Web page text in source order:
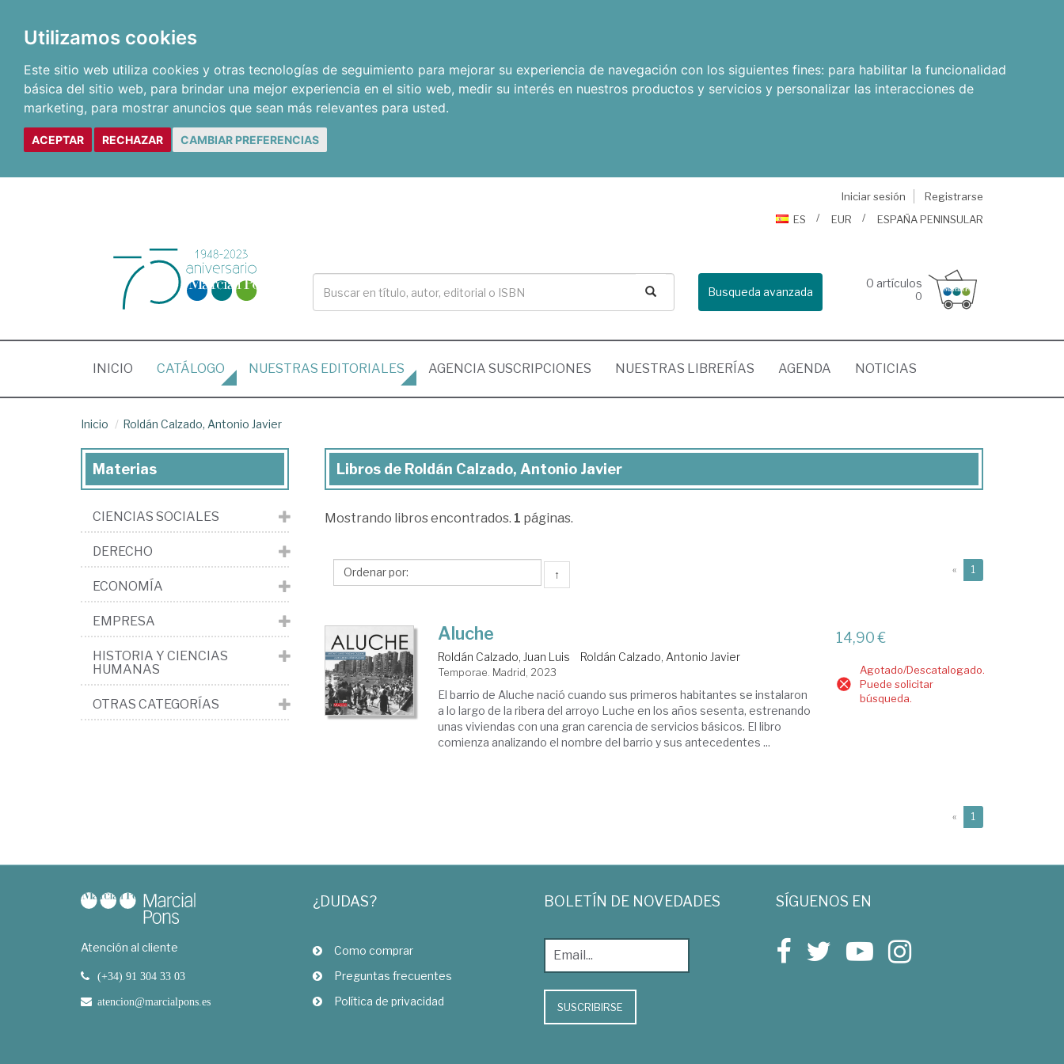
Utilizamos cookies
Este sitio web utiliza cookies y otras tecnologías de seguimiento para mejorar su experiencia de navegación con los siguientes fines: para habilitar la funcionalidad
básica del sitio web, para brindar una mejor experiencia en el sitio web, medir su interés en nuestros productos y servicios y personalizar las interacciones de
marketing, para mostrar anuncios que sean más relevantes para usted.
ACEPTAR RECHAZAR CAMBIAR PREFERENCIAS
Iniciar sesión
Registrarse
ES
EUR ESPAÑA PENINSULAR
Busqueda avanzada
0 artículos
0
INICIO (CURRENT)
CATÁLOGO NUESTRAS EDITORIALES AGENCIA SUSCRIPCIONES NUESTRAS LIBRERÍAS AGENDA NOTICIAS
Inicio Roldán Calzado, Antonio Javier
Libros
Roldán
Antonio
Libros de Roldán Calzado, Antonio Javier
Mostrando libros encontrados. 1 páginas.
↑ « 1
Aluche
Roldán Calzado, Juan Luis Roldán Calzado, Antonio Javier
Temporae. Madrid, 2023
El barrio de Aluche nació cuando sus primeros habitantes se instalaron
a lo largo de la ribera del arroyo Luche en los años sesenta, estrenando
unas viviendas con una gran carencia de servicios básicos. El libro
comienza analizando el nombre del barrio y sus antecedentes ...
14,90 €
Agotado/Descatalogado.
Puede solicitar
búsqueda.
« 1
Materias
CIENCIAS SOCIALES
DERECHO
ECONOMÍA
EMPRESA
HISTORIA Y CIENCIAS
HUMANAS
OTRAS CATEGORÍAS
Atención al cliente
(+34) 91 304 33 03
atencion@marcialpons.es
¿DUDAS?
Como comprar
Preguntas frecuentes
Política de privacidad
BOLETÍN DE NOVEDADES
SUSCRIBIRSE
SÍGUENOS EN